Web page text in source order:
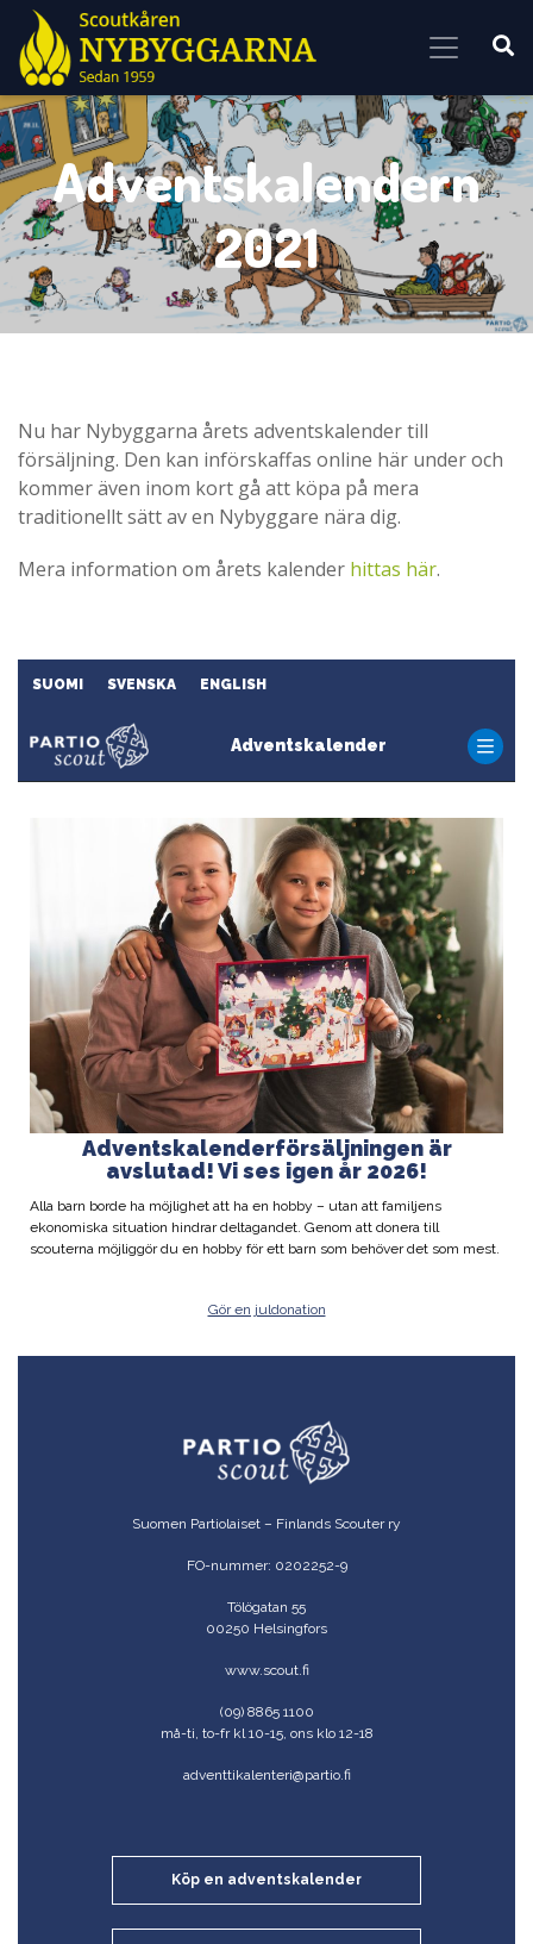
Skip to content
Adventskalendern
2021
Nu har Nybyggarna årets adventskalender till
försäljning. Den kan införskaffas online här under och
kommer även inom kort gå att köpa på mera
traditionellt sätt av en Nybyggare nära dig.
Mera information om årets kalender hittas här.